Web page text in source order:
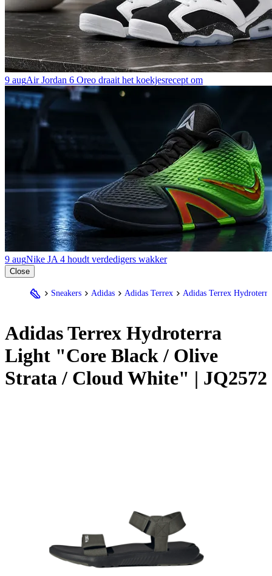
9 augAir Jordan 6 Oreo draait het koekjesrecept om
9 augNike JA 4 houdt verdedigers wakker
Close
Sneakers Adidas Adidas Terrex Adidas Terrex Hydroterra
AdidasTerrex Hydroterra
Light "Core Black / Olive
Strata / Cloud White" | JQ2572